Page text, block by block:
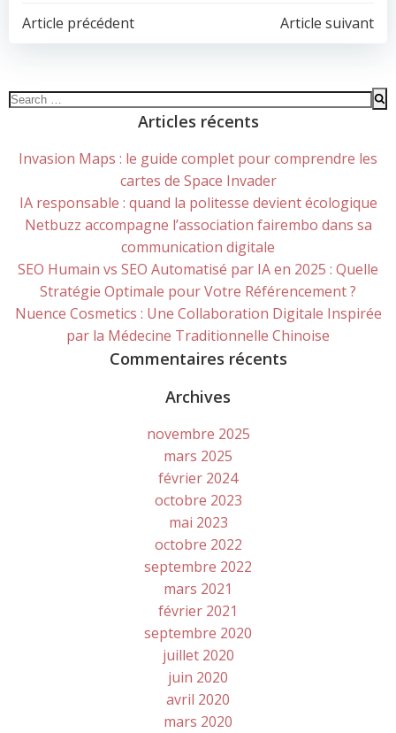
POST
Article précédent Article suivant
Search
Articles récents
Invasion Maps : le guide complet pour comprendre les
cartes de Space Invader
IA responsable : quand la politesse devient écologique
Netbuzz accompagne l’association fairembo dans sa
communication digitale
SEO Humain vs SEO Automatisé par IA en 2025 : Quelle
Stratégie Optimale pour Votre Référencement ?
Nuence Cosmetics : Une Collaboration Digitale Inspirée
par la Médecine Traditionnelle Chinoise
Commentaires récents
Archives
novembre 2025
mars 2025
février 2024
octobre 2023
mai 2023
octobre 2022
septembre 2022
mars 2021
février 2021
septembre 2020
juillet 2020
juin 2020
avril 2020
mars 2020